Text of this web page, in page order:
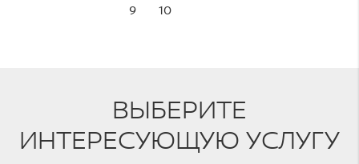
9
10
ВЫБЕРИТЕ
ИНТЕРЕСУЮЩУЮ УСЛУГУ